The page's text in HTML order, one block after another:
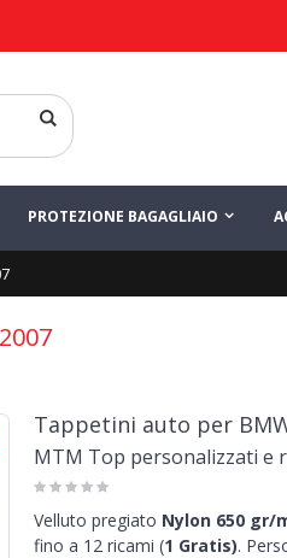
PROTEZIONE BAGAGLIAIO
Tappetini auto per
MTM Top personalizzati e
Velluto pregiato Nylon 650 gr/
fino a 12 ricami (1 Gratis).